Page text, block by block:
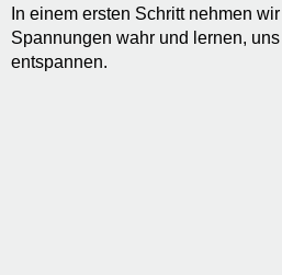
In einem ersten Schritt nehmen
Spannungen wahr und lernen,
entspannen.